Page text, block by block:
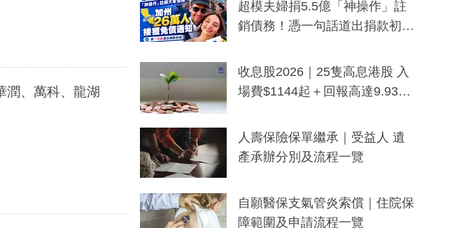
潤、萬科、龍湖
超模夫婦捐5.5億「神操作」註
銷債務！憑一句話道出捐款初
一度被誤當詐騙手段
收息股2026｜25隻高息港股 入
場費$1144起＋回報高達9.93
人壽保險保單繼承｜受益人 遺
產承辦分別及流程一覽
自願醫保支氣管炎索償｜住院保
障範圍及申請流程一覽